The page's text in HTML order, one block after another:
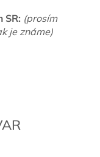
SR: (prosím
je známe)